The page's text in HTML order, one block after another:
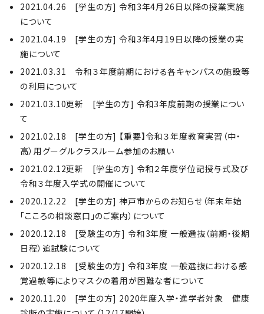
2021.04.26 [学生の方] 令和3年4月26日以降の授業実施
について
2021.04.19 [学生の方] 令和3年4月19日以降の授業の実
施について
2021.03.31 令和３年度前期における各キャンパスの施設等
の利用について
2021.03.10更新 [学生の方] 令和3年度前期の授業につい
て
2021.02.18 [学生の方] 【重要】令和３年度教育実習（中・
高）用グーグルクラスルーム参加のお願い
2021.02.12更新 [学生の方] 令和２年度学位記授与式及び
令和３年度入学式の開催について
2020.12.22 [学生の方] 神戸市からのお知らせ（年末年始
「こころの相談窓口」のご案内）について
2020.12.18 [受験生の方] 令和3年度 一般選抜（前期・後期
日程）追試験について
2020.12.18 [受験生の方] 令和3年度 一般選抜における感
覚過敏等によりマスクの着用が困難な者について
2020.11.20 [学生の方] 2020年度入学・進学者対象 健康